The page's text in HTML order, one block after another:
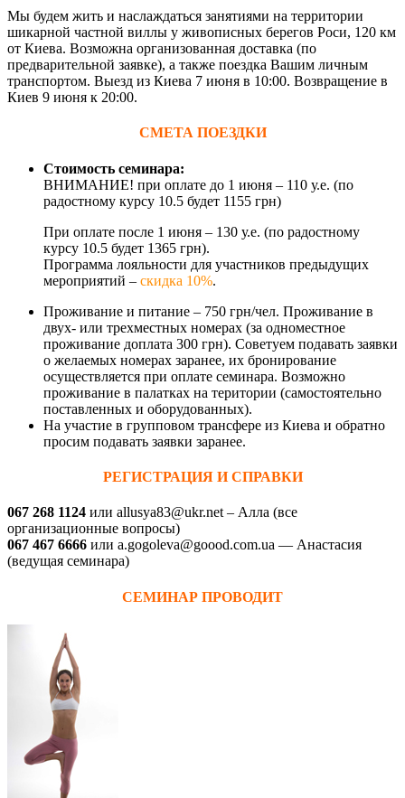
Мы будем жить и наслаждаться занятиями на территории
шикарной частной виллы у живописных берегов Роси, 120 км
от Киева. Возможна организованная доставка (по
предварительной заявке), а также поездка Вашим личным
транспортом. Выезд из Киева 7 июня в 10:00. Возвращение в
Киев 9 июня к 20:00.
СМЕТА ПОЕЗДКИ
Стоимость семинара:
ВНИМАНИЕ! при оплате до 1 июня – 110 у.е. (по
радостному курсу 10.5 будет 1155 грн)
При оплате после 1 июня – 130 у.е. (по радостному
курсу 10.5 будет 1365 грн).
Программа лояльности для участников предыдущих
мероприятий – скидка 10%.
Проживание и питание – 750 грн/чел. Проживание в
двух- или трехместных номерах (за одноместное
проживание доплата 300 грн). Советуем подавать заявки
о желаемых номерах заранее, их бронирование
осуществляется при оплате семинара. Возможно
проживание в палатках на територии (самостоятельно
поставленных и оборудованных).
На участие в групповом трансфере из Киева и обратно
просим подавать заявки заранее.
РЕГИСТРАЦИЯ И СПРАВКИ
067 268 1124 или allusya83@ukr.net – Алла (все
организационные вопросы)
067 467 6666 или a.gogoleva@goood.com.ua — Анастасия
(ведущая семинара)
СЕМИНАР ПРОВОДИТ